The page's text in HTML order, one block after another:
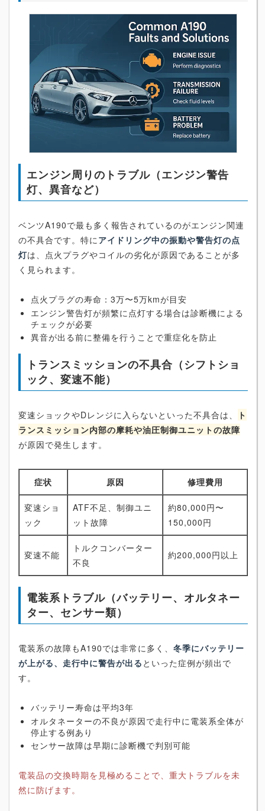
エンジン周りのトラブル（エンジン警告
灯、異音など）
ベンツA190で最も多く報告されているのがエンジン関連
の不具合です。特にアイドリング中の振動や警告灯の点
灯は、点火プラグやコイルの劣化が原因であることが多
く見られます。
点火プラグの寿命：3万〜5万kmが目安
エンジン警告灯が頻繁に点灯する場合は診断機による
チェックが必要
異音が出る前に整備を行うことで重症化を防止
トランスミッションの不具合（シフトショ
ック、変速不能）
変速ショックやDレンジに入らないといった不具合は、
ト
ランスミッション内部の摩耗や油圧制御ユニットの故障
が原因で発生します。
症状 原因 修理費用
変速ショ
ック
ATF不足、制御ユニ
ット故障
約80,000円〜
150,000円
変速不能
トルクコンバーター
不良
約200,000円以上
電装系トラブル（バッテリー、オルタネー
ター、センサー類）
電装系の故障もA190では非常に多く、 冬季にバッテリー
が上がる、走行中に警告が出る といった症例が頻出で
す。
バッテリー寿命は平均3年
オルタネーターの不良が原因で走行中に電装系全体が
停止する例あり
センサー故障は早期に診断機で判別可能
電装品の交換時期を見極めることで、重大トラブルを未
然に防げます。